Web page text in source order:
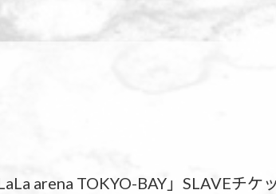
arena TOKYO-BAY」SLAVEチケ